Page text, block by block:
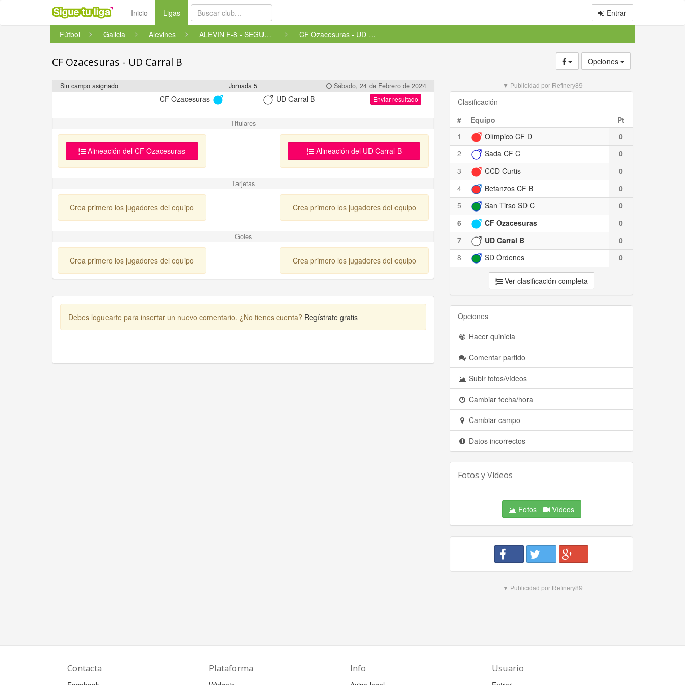
Inicio Ligas(current) Entrar
Fútbol Galicia Alevines ALEVIN F-8 - SEGUNDA GALICIA, ... CF Ozacesuras - UD Carral B
CF Ozacesuras - UD Carral B Opciones
Sin campo asignado Jornada 5 Sábado, 24 de Febrero de 2024
CF Ozacesuras - UD Carral B Enviar resultado
Titulares
Alineación del CF Ozacesuras Alineación del UD Carral B
Tarjetas
Crea primero los jugadores del equipo Crea primero los jugadores del equipo
Goles
Crea primero los jugadores del equipo Crea primero los jugadores del equipo
Debes loguearte para insertar un nuevo comentario. ¿No tienes cuenta? Regístrate gratis
▼ Publicidad por Refinery89
Clasificación
#
Equipo
Pt
1
Olímpico CF D
0
2
Sada CF C
0
3
CCD Curtis
0
4
Betanzos CF B
0
5
San Tirso SD C
0
6
CF Ozacesuras
0
7
UD Carral B
0
8
SD Órdenes 0
Ver clasificación completa
Opciones
Hacer quiniela
Comentar partido
Subir fotos/vídeos
Cambiar fecha/hora
Cambiar campo
Datos incorrectos
Fotos y Vídeos
Fotos Vídeos
▼ Publicidad por Refinery89
Contacta Plataforma Info Usuario